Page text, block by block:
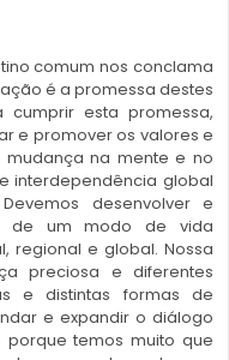
comum nos conclama
é a promessa destes
esta promessa,
e promover os valores e
na mente e no
interdependência global
desenvolver e
de um modo de vida
regional e global. Nossa
preciosa e diferentes
e distintas formas de
e expandir o diálogo
temos muito que